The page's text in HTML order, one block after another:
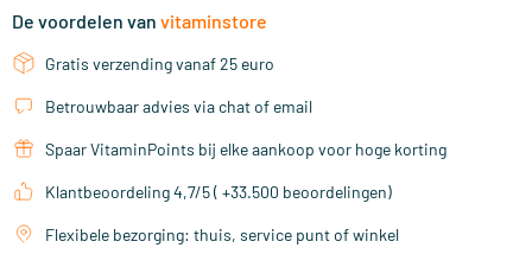
De voordelen van vitaminstore
Gratis verzending vanaf 25 euro
Betrouwbaar advies via chat of email
Spaar VitaminPoints bij elke aankoop voor hoge korting
Klantbeoordeling 4,7/5 ( +33.500 beoordelingen)
Flexibele bezorging: thuis, service punt of winkel